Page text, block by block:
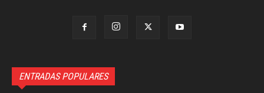
ENTRADAS POPULARES